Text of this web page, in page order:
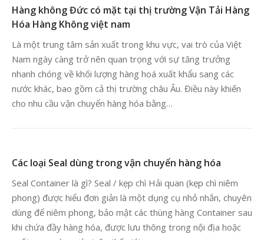
Hàng không Đức có mặt tại thị trường Vận Tải Hàng
Hóa Hàng Không việt nam
Là một trung tâm sản xuất trong khu vực, vai trò của Việt
Nam ngày càng trở nên quan trọng với sự tăng trưởng
nhanh chóng về khối lượng hàng hoá xuất khẩu sang các
nước khác, bao gồm cả thị trường châu Âu. Điều này khiến
cho nhu cầu vận chuyển hàng hóa bằng…
Các loại Seal dùng trong vận chuyển hàng hóa
Seal Container là gì? Seal / kẹp chì Hải quan (kẹp chì niêm
phong) được hiểu đơn giản là một dụng cụ nhỏ nhắn, chuyên
dùng để niêm phong, bảo mật các thùng hàng Container sau
khi chứa đầy hàng hóa, được lưu thông trong nội địa hoặc